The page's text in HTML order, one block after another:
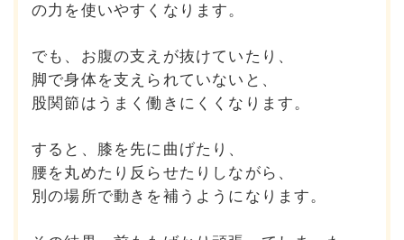
の力を使いやすくなります。
でも、お腹の支えが抜けていたり、
脚で身体を支えられていないと、
股関節はうまく働きにくくなります。
すると、膝を先に曲げたり、
腰を丸めたり反らせたりしながら、
別の場所で動きを補うようになります。